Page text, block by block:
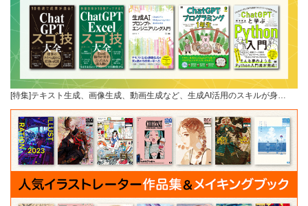
[特集]テキスト生成、画像生成、動画生成など、生成AI活用のスキルが身…